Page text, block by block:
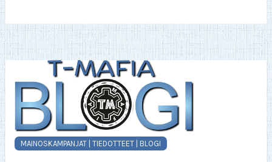
MAINOSKAMPANJAT | TIEDOTTEET | BLOGI